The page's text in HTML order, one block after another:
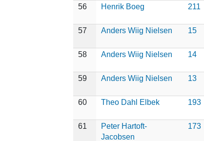
56
Henrik Boeg 211
57
Anders Wiig Nielsen 15
58
Anders Wiig Nielsen 14
59
Anders Wiig Nielsen 13
60
Theo Dahl Elbek 193
61
Peter Hartoft-
Jacobsen
173